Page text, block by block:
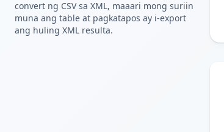
convert ng CSV sa XML, maaari mong suriin
muna ang table at pagkatapos ay i-export
ang huling XML resulta.